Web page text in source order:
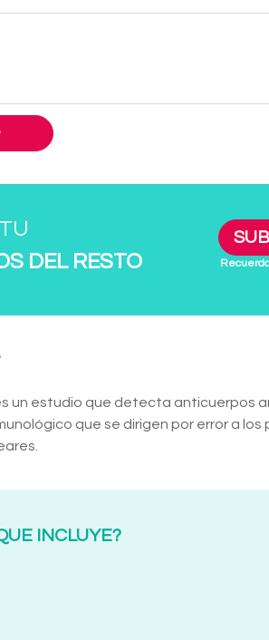
DEL RESTO
un estudio que detecta anticuerpos
que se dirigen por error a
INCLUYE?